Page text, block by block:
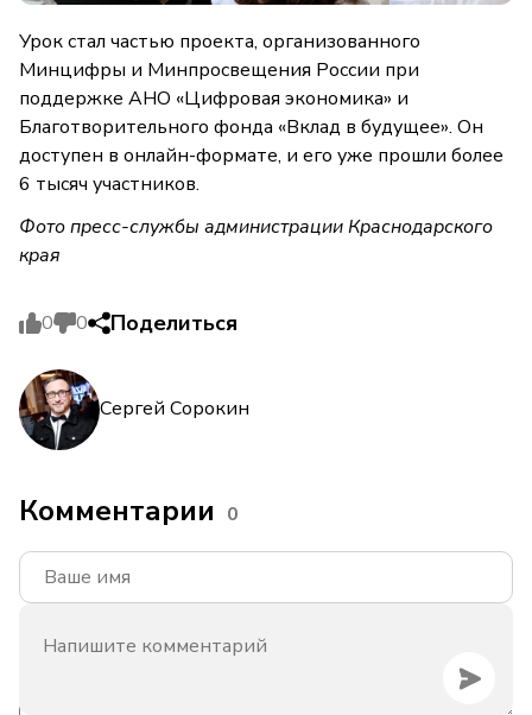
Урок стал частью проекта, организованного
Минцифры и Минпросвещения России при
поддержке АНО «Цифровая экономика» и
Благотворительного фонда «Вклад в будущее». Он
доступен в онлайн-формате, и его уже прошли более
6 тысяч участников.
Фото пресс-службы администрации Краснодарского
края
0 0 Поделиться
Сергей Сорокин
Комментарии 0